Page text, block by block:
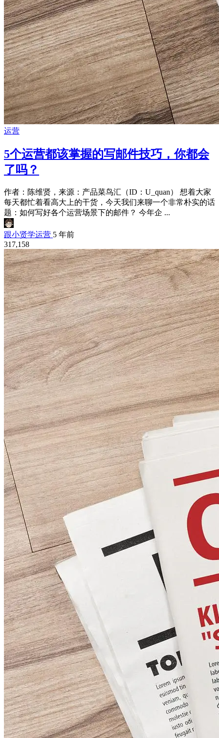
运营
5个运营都该掌握的写邮件技巧，你都会
了吗？
作者：陈维贤，来源：产品菜鸟汇（ID：U_quan） 想着大家
每天都忙着看高大上的干货，今天我们来聊一个非常朴实的话
题：如何写好各个运营场景下的邮件？ 今年企 ...
跟小贤学运营 5 年前
317,158